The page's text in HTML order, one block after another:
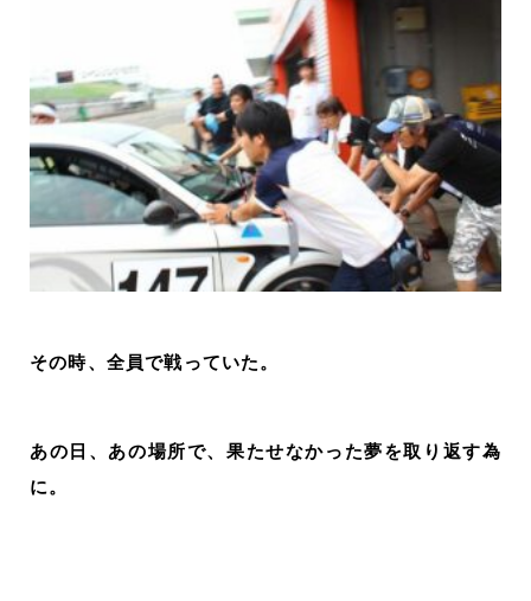
その時、全員で戦っていた。
あの日、あの場所で、果たせなかった夢を取り返す為
に。